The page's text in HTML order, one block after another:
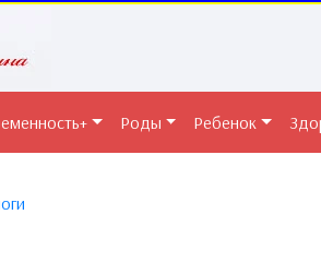
Роды Ребенок